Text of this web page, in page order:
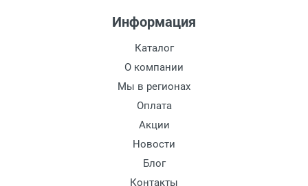
дополнительных расходов за хранение
Доставляем товар по Москве компанией
Сдэк до ближайшего к вам пункта
Доставка транспортными компаниями по
Информация
Каталог
О компании
Мы в регионах
Оплата
Акции
Новости
Блог
Контакты